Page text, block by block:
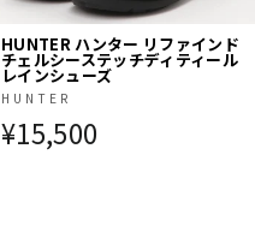
HUNTER ハンター リファインド
チェルシーステッチディティール
レインシューズ
HUNTER
¥15,500